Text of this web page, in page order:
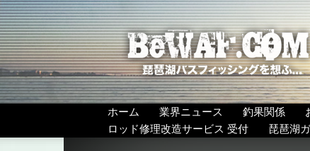
BeWAF
(ビ
ワ
エ
フ）
ホーム 業界ニュース 釣果関係
ロッド修理改造サービス 受付
琵琶湖